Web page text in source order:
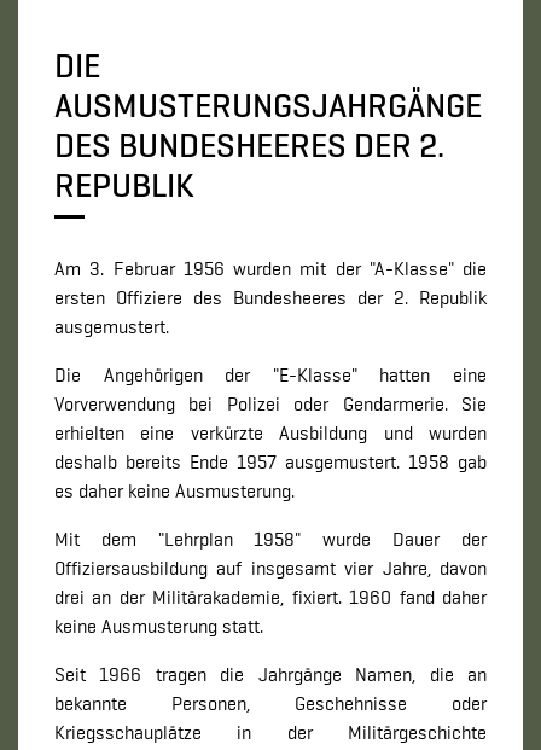
DIE
AUSMUSTERUNGSJAHRGÄNGE
DES BUNDESHEERES DER 2.
REPUBLIK
Am 3. Februar 1956 wurden mit der "A-Klasse" die
ersten Offiziere des Bundesheeres der 2. Republik
ausgemustert.
Die Angehörigen der "E-Klasse" hatten eine
Vorverwendung bei Polizei oder Gendarmerie. Sie
erhielten eine verkürzte Ausbildung und wurden
deshalb bereits Ende 1957 ausgemustert. 1958 gab
es daher keine Ausmusterung.
Mit dem "Lehrplan 1958" wurde Dauer der
Offiziersausbildung auf insgesamt vier Jahre, davon
drei an der Militärakademie, fixiert. 1960 fand daher
keine Ausmusterung statt.
Seit 1966 tragen die Jahrgänge Namen, die an
bekannte Personen, Geschehnisse oder
Kriegsschauplätze in der Militärgeschichte